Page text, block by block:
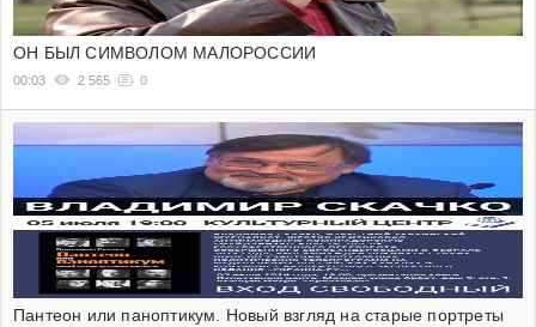
ОН БЫЛ СИМВОЛОМ МАЛОРОССИИ
00:03 2 565 0
Пантеон или паноптикум. Новый взгляд на старые портреты